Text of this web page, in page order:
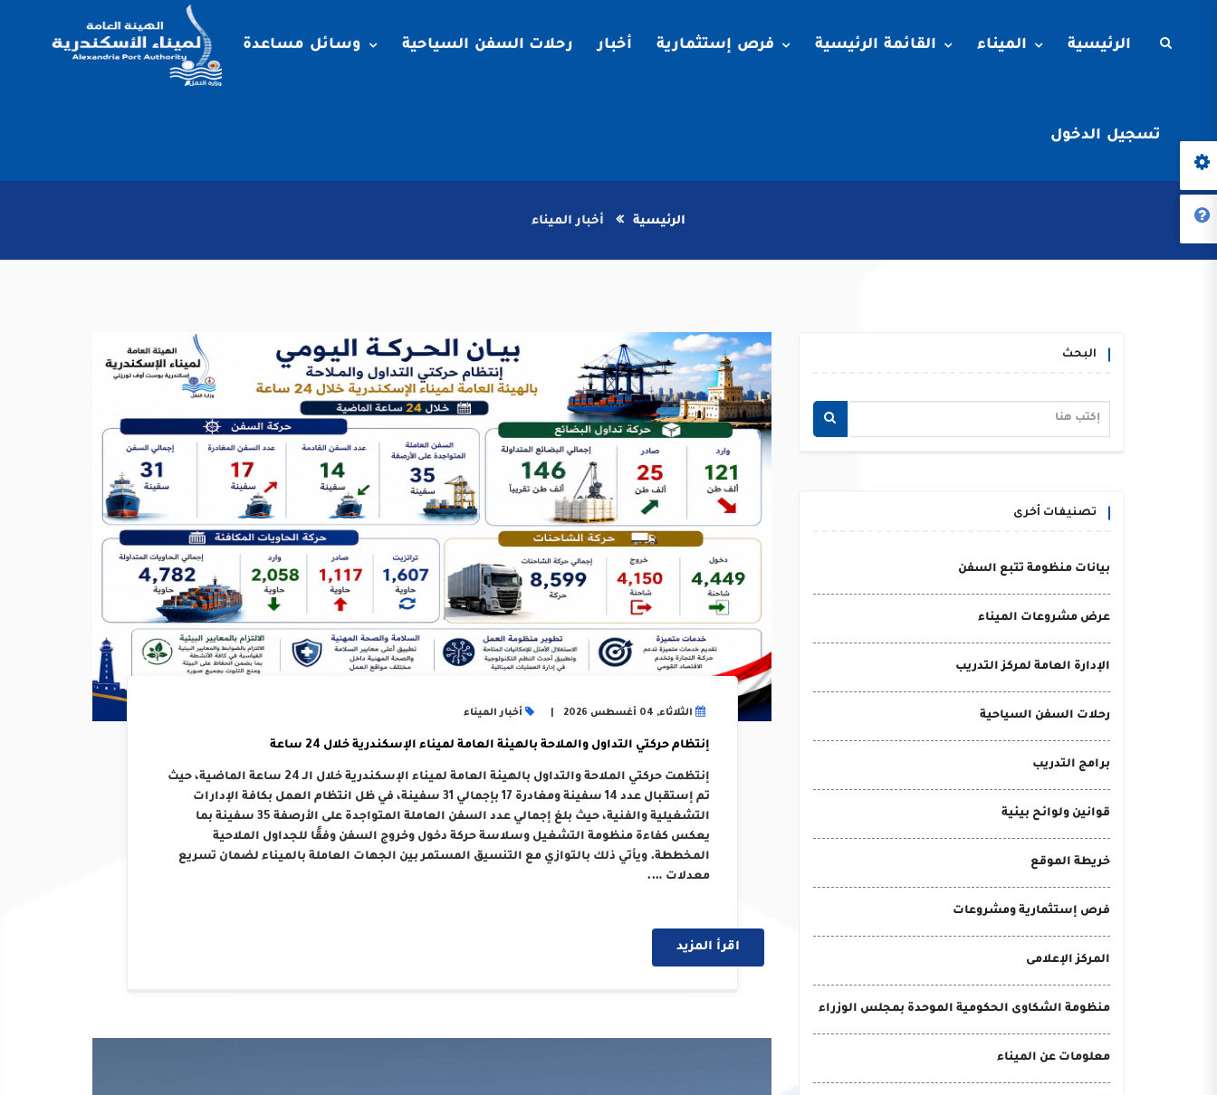
الرئيسية الميناء القائمة الرئيسية فرص إستثمارية أخبار رحلات السفن السياحية وسائل مساعدة
تسجيل الدخول
الرئيسية أخبار الميناء
البحث
تصنيفات أخرى
بيانات منظومة تتبع السفن
عرض مشروعات الميناء
الإدارة العامة لمركز التدريب
رحلات السفن السياحية
برامج التدريب
قوانين ولوائح بيئية
خريطة الموقع
فرص إستثمارية ومشروعات
المركز الإعلامى
منظومة الشكاوى الحكومية الموحدة بمجلس الوزراء
معلومات عن الميناء
الثلاثاء, 04 أغسطس 2026 أخبار الميناء
إنتظام حركتي التداول والملاحة بالهيئة العامة لميناء الإسكندرية خلال 24 ساعة
إنتظمت حركتي الملاحة والتداول بالهيئة العامة لميناء الإسكندرية خلال الـ 24 ساعة الماضية، حيث
تم إستقبال عدد 14 سفينة ومغادرة 17 بإجمالي 31 سفينة، في ظل انتظام العمل بكافة الإدارات
التشغيلية والفنية، حيث بلغ إجمالي عدد السفن العاملة المتواجدة على الأرصفة 35 سفينة بما
يعكس كفاءة منظومة التشغيل وسلاسة حركة دخول وخروج السفن وفقًا للجداول الملاحية
المخططة. ويأتي ذلك بالتوازي مع التنسيق المستمر بين الجهات العاملة بالميناء لضمان تسريع
معدلات ….
اقرأ المزيد